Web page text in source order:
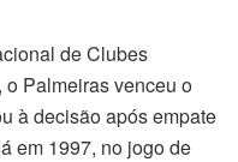
de Clubes
Palmeiras venceu o
à decisão após empate
em 1997, no jogo de